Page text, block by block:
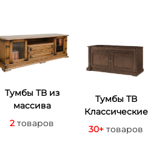
Тумбы ТВ из
массива
2товаров
Тумбы ТВ
Классические
30+товаров